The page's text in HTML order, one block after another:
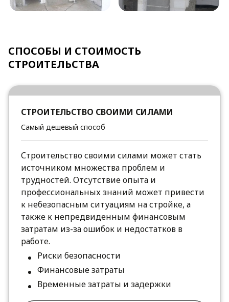
СПОСОБЫ И СТОИМОСТЬ
СТРОИТЕЛЬСТВА
СТРОИТЕЛЬСТВО СВОИМИ СИЛАМИ
Самый дешевый способ
Строительство своими силами может стать
источником множества проблем и
трудностей. Отсутствие опыта и
профессиональных знаний может привести
к небезопасным ситуациям на стройке, а
также к непредвиденным финансовым
затратам из-за ошибок и недостатков в
работе.
Риски безопасности
Финансовые затраты
Временные затраты и задержки